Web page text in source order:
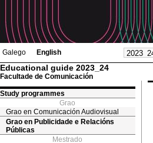
Galego English
Educational guide 2023_24
Facultade de Comunicación
Study programmes
Grao
Grao en Comunicación Audiovisual
Grao en Publicidade e Relacións
Públicas
Mestrado